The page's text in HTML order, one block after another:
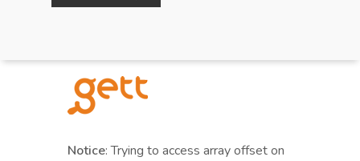
Notice: Trying to access array offset on